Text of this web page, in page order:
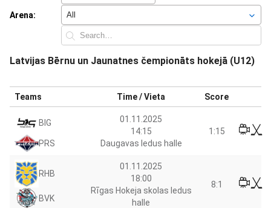
Arena:
Latvijas Bērnu un Jaunatnes čempionāts hokejā (U12)
Teams Time / Vieta Score
BIG
PRS
01.11.2025
14:15
Daugavas ledus halle
1:15
RHB
BVK
01.11.2025
18:00
Rīgas Hokeja skolas ledus
halle
8:1